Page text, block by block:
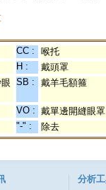
CC :
喉托
H :
戴頭罩
SB : 戴羊毛額箍
VO : 戴單邊開縫眼罩
"-" : 除去
分析